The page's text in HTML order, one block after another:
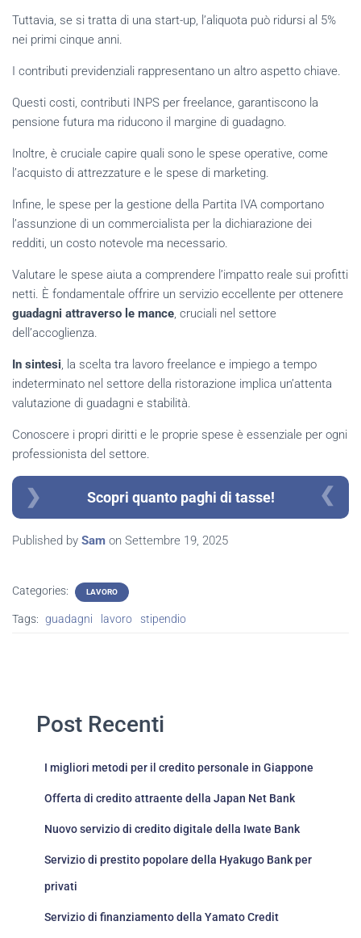
Tuttavia, se si tratta di una start-up, l’aliquota può ridursi al 5%
nei primi cinque anni.
I contributi previdenziali rappresentano un altro aspetto chiave.
Questi costi, contributi INPS per freelance, garantiscono la
pensione futura ma riducono il margine di guadagno.
Inoltre, è cruciale capire quali sono le spese operative, come
l’acquisto di attrezzature e le spese di marketing.
Infine, le spese per la gestione della Partita IVA comportano
l’assunzione di un commercialista per la dichiarazione dei
redditi, un costo notevole ma necessario.
Valutare le spese aiuta a comprendere l’impatto reale sui profitti
netti. È fondamentale offrire un servizio eccellente per ottenere
guadagni attraverso le mance, cruciali nel settore
dell’accoglienza.
In sintesi, la scelta tra lavoro freelance e impiego a tempo
indeterminato nel settore della ristorazione implica un’attenta
valutazione di guadagni e stabilità.
Conoscere i propri diritti e le proprie spese è essenziale per ogni
professionista del settore.
Scopri quanto paghi di tasse!
Published by Sam on Settembre 19, 2025
Categories: LAVORO
Tags: guadagni lavoro stipendio
Post Recenti
I migliori metodi per il credito personale in Giappone
Offerta di credito attraente della Japan Net Bank
Nuovo servizio di credito digitale della Iwate Bank
Servizio di prestito popolare della Hyakugo Bank per
privati
Servizio di finanziamento della Yamato Credit